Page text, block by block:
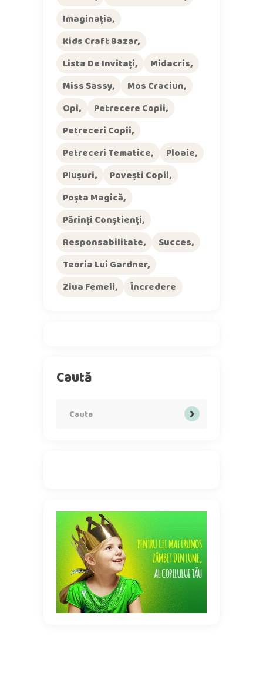
Imaginația
Kids Craft Bazar
Lista De Invitați
Midacris
Miss Sassy
Mos Craciun
Opi
Petrecere Copii
Petreceri Copii
Petreceri Tematice
Ploaie
Plușuri
Povești Copii
Poșta Magică
Părinți Conștienți
Responsabilitate
Succes
Teoria Lui Gardner
Ziua Femeii
Încredere
Caută
for: